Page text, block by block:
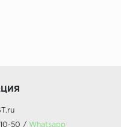
50 / Whatsapp